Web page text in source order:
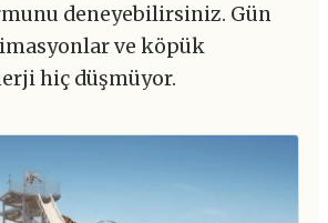
deneyebilirsiniz. Gün
ve köpük
hiç düşmüyor.